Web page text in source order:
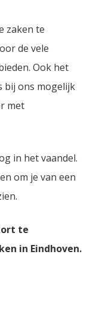
zaken te
de vele
Ook het
bij ons mogelijk
met
in het vaandel.
om je van een
te
in Eindhoven.